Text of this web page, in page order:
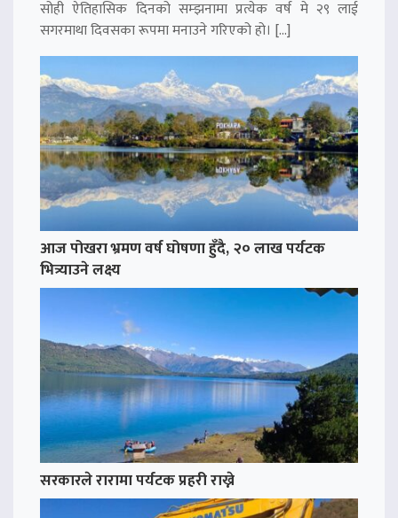
सोही ऐतिहासिक दिनको सम्झनामा प्रत्येक वर्ष मे २९ लाई
सगरमाथा दिवसका रूपमा मनाउने गरिएको हो। […]
आज पोखरा भ्रमण वर्ष घोषणा हुँदै, २० लाख पर्यटक
भित्र्याउने लक्ष्य
सरकारले रारामा पर्यटक प्रहरी राख्ने